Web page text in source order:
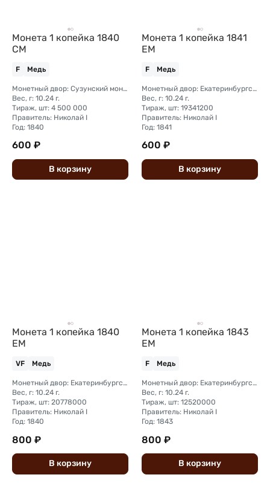
Монета 1 копейка 1840
СМ
F Медь
Монетный двор: Сузунский монетный двор (Сибирь)
Вес, г: 10.24 г.
Тираж, шт: 4 500 000
Правитель: Николай I
Год: 1840
600 ₽
В корзину
Монета 1 копейка 1841
ЕМ
F Медь
Монетный двор: Екатеринбургский монетный двор
Вес, г: 10.24 г.
Тираж, шт: 19341200
Правитель: Николай I
Год: 1841
600 ₽
В корзину
Монета 1 копейка 1840
ЕМ
VF Медь
Монетный двор: Екатеринбургский монетный двор
Вес, г: 10.24 г.
Тираж, шт: 20778000
Правитель: Николай I
Год: 1840
800 ₽
В корзину
Монета 1 копейка 1843
ЕМ
F Медь
Монетный двор: Екатеринбургский монетный двор
Вес, г: 10.24 г.
Тираж, шт: 12520000
Правитель: Николай I
Год: 1843
800 ₽
В корзину